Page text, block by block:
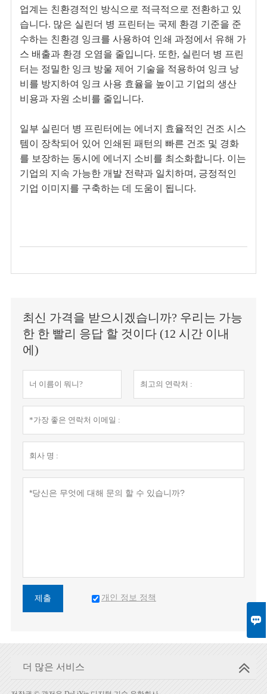

업계는 친환경적인 방식으로 적극적으로 전환하고 있
습니다. 많은 실린더 병 프린터는 국제 환경 기준을 준
수하는 친환경 잉크를 사용하여 인쇄 과정에서 유해 가
스 배출과 환경 오염을 줄입니다. 또한, 실린더 병 프린
터는 정밀한 잉크 방울 제어 기술을 적용하여 잉크 낭
비를 방지하여 잉크 사용 효율을 높이고 기업의 생산
비용과 자원 소비를 줄입니다.
일부 실린더 병 프린터에는 에너지 효율적인 건조 시스
템이 장착되어 있어 인쇄된 패턴의 빠른 건조 및 경화
를 보장하는 동시에 에너지 소비를 최소화합니다. 이는
기업의 지속 가능한 개발 전략과 일치하며, 긍정적인
기업 이미지를 구축하는 데 도움이 됩니다.
최신 가격을 받으시겠습니까? 우리는 가능
한 한 빨리 응답 할 것이다 (12 시간 이내
에)
제출 개인 정보 정책
더 많은 서비스